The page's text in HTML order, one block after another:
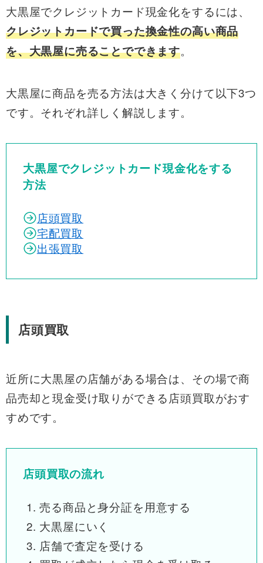
大黒屋でクレジットカード現金化をするには、
クレジットカードで買った換金性の高い商品
を、大黒屋に売ることでできます。
大黒屋に商品を売る方法は大きく分けて以下3つ
です。それぞれ詳しく解説します。
大黒屋でクレジットカード現金化をする
方法
店頭買取
宅配買取
出張買取
店頭買取
近所に大黒屋の店舗がある場合は、その場で商
品売却と現金受け取りができる店頭買取がおす
すめです。
店頭買取の流れ
売る商品と身分証を用意する
大黒屋にいく
店舗で査定を受ける